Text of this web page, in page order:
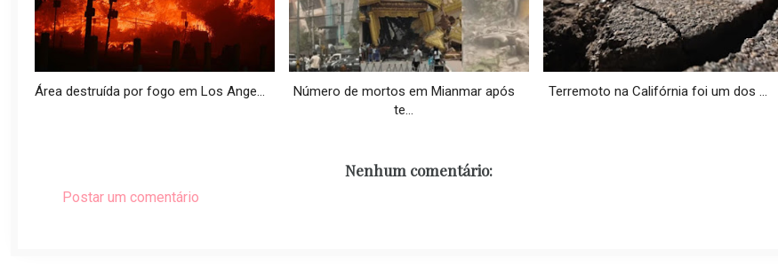
Área destruída por fogo em Los Ange...
Número de mortos em Mianmar após
te...
Terremoto na Califórnia foi um dos ...
Nenhum comentário:
Postar um comentário